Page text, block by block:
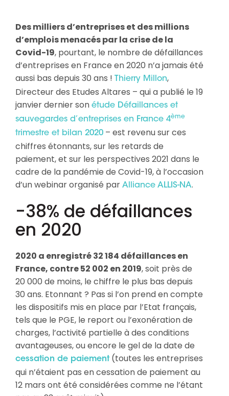
Des milliers d’entreprises et des millions
d’emplois menacés par la crise de la
Covid-19, pourtant, le nombre de défaillances
d’entreprises en France en 2020 n’a jamais été
aussi bas depuis 30 ans !
Thierry Millon,
Directeur des Etudes Altares – qui a publié le 19
janvier dernier son étude Défaillances et
sauvegardes d’entreprises en France 4ème
trimestre et bilan 2020 – est revenu sur ces
chiffres étonnants, sur les retards de
paiement, et sur les perspectives 2021 dans le
cadre de la pandémie de Covid-19, à l’occasion
d’un webinar organisé par Alliance ALLIS-NA.
-38% de défaillances
en 2020
2020 a enregistré 32 184 défaillances en
France, contre 52 002 en 2019, soit près de
20 000 de moins, le chiffre le plus bas depuis
30 ans. Etonnant ? Pas si l’on prend en compte
les dispositifs mis en place par l’Etat français,
tels que le PGE, le report ou l’exonération de
charges, l’activité partielle à des conditions
avantageuses, ou encore le gel de la date de
cessation de paiement(toutes les entreprises
qui n’étaient pas en cessation de paiement au
12 mars ont été considérées comme ne l’étant